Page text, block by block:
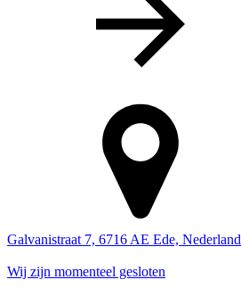
Galvanistraat 7, 6716 AE Ede, Nederland
Wij zijn momenteel gesloten